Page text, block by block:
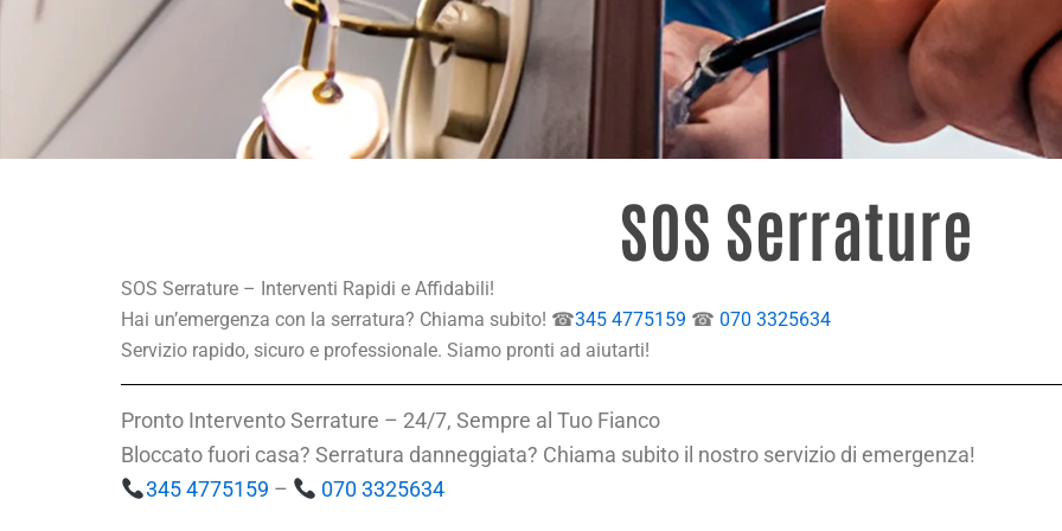
SOS Serrature
SOS Serrature – Interventi Rapidi e Affidabili!
Hai un’emergenza con la serratura? Chiama subito! ☎345 4775159 ☎ 070 3325634
Servizio rapido, sicuro e professionale. Siamo pronti ad aiutarti!
Pronto Intervento Serrature – 24/7, Sempre al Tuo Fianco
Bloccato fuori casa? Serratura danneggiata? Chiama subito il nostro servizio di emergenza!
345 4775159 – 070 3325634